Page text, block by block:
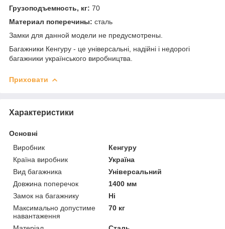
Грузоподъемность, кг: 70
Материал поперечины: сталь
Замки для данной модели не предусмотрены.
Багажники Кенгуру - це універсальні, надійні і недорогі
багажники українського виробництва.
Приховати
Характеристики
Основні
Виробник
Кенгуру
Країна виробник
Україна
Вид багажника
Універсальний
Довжина поперечок
1400 мм
Замок на багажнику
Ні
Максимально допустиме
навантаження
70 кг